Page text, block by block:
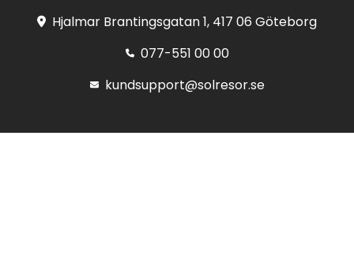
Hjalmar Brantingsgatan 1, 417 06 Göteborg
077-551 00 00
kundsupport@solresor.se